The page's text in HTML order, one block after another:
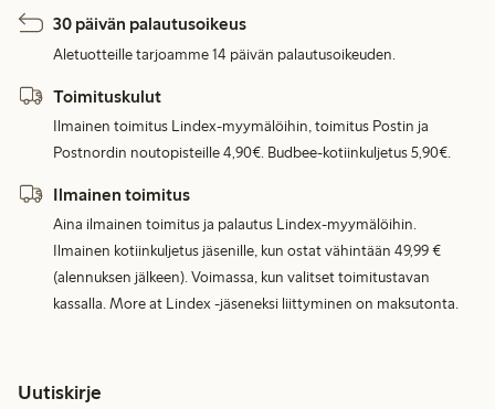
30 päivän palautusoikeus
Aletuotteille tarjoamme 14 päivän palautusoikeuden.
Toimituskulut
Ilmainen toimitus Lindex-myymälöihin, toimitus Postin ja
Postnordin noutopisteille 4,90€. Budbee-kotiinkuljetus 5,90€.
Ilmainen toimitus
Aina ilmainen toimitus ja palautus Lindex-myymälöihin.
Ilmainen kotiinkuljetus jäsenille, kun ostat vähintään 49,99 €
(alennuksen jälkeen). Voimassa, kun valitset toimitustavan
kassalla. More at Lindex -jäseneksi liittyminen on maksutonta.
Uutiskirje